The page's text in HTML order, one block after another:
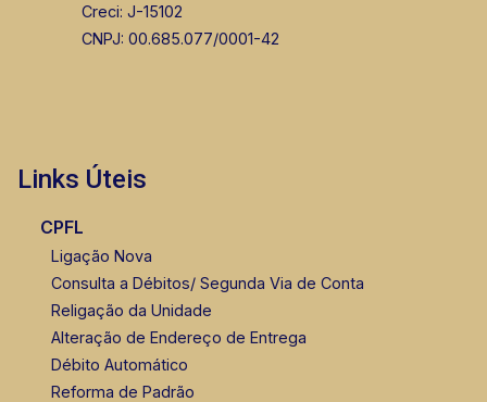
Creci: J-15102
CNPJ: 00.685.077/0001-42
Links Úteis
CPFL
Ligação Nova
Consulta a Débitos/ Segunda Via de Conta
Religação da Unidade
Alteração de Endereço de Entrega
Débito Automático
Reforma de Padrão